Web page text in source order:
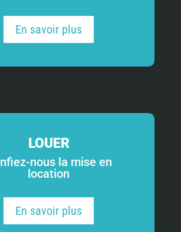
En savoir plus
LOUER
nous la mise en
location
En savoir plus